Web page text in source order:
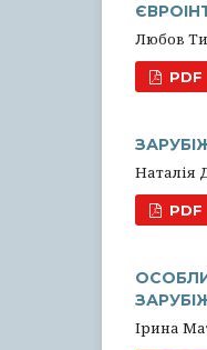
Любов
PDF
Наталія
PDF
Ірина